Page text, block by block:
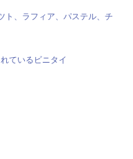
ト、ラフィア、パステル、チ
ているビニタイ